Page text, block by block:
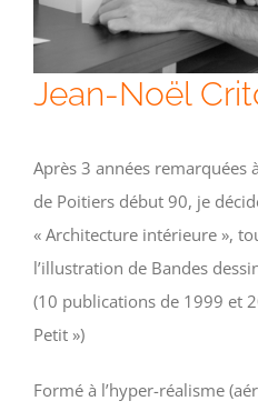
Jean-Noël
Après 3 années remarquées
de Poitiers début 90, je
« Architecture intérieure »,
l’illustration de Bandes
(10 publications de 1999 et
Petit »)
Formé à l’hyper-réalisme